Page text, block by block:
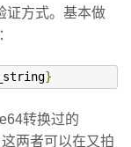
证方式。基本做
}
转换过的
两者可以在又拍